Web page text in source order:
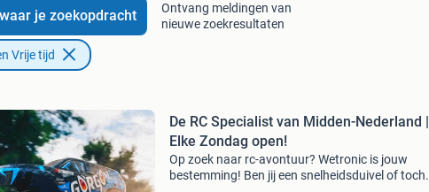
je zoekopdracht
Ontvang meldingen van
nieuwe zoekresultaten
Vrije tijd
De RC Specialist van Midden-Nederland |
Elke Zondag open!
Op zoek naar rc-avontuur? Wetronic is jouw
bestemming! Ben jij een snelheidsduivel of toch